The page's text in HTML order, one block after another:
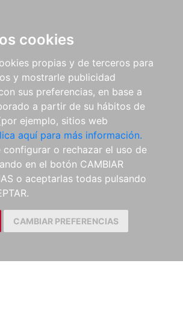
cookies
propias y de terceros para
y mostrarle publicidad
sus preferencias, en base a
a partir de su hábitos de
ejemplo, sitios web
aquí para más información.
configurar o rechazar el uso de
en el botón CAMBIAR
o aceptarlas todas pulsando
CAMBIAR PREFERENCIAS